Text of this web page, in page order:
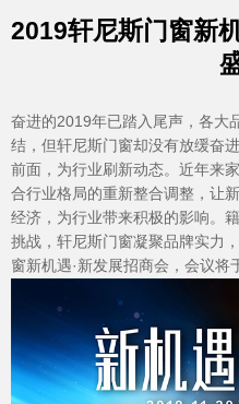
2019轩尼斯门窗新
奋进的2019年已踏入尾声，各大
结，但轩尼斯门窗却没有放缓奋
前面，为行业刷新动态。近年来
合行业格局的重新整合调整，让
经济，为行业带来积极的影响。
挑战，轩尼斯门窗凝聚品牌实力
窗新机遇·新发展招商会，会议将